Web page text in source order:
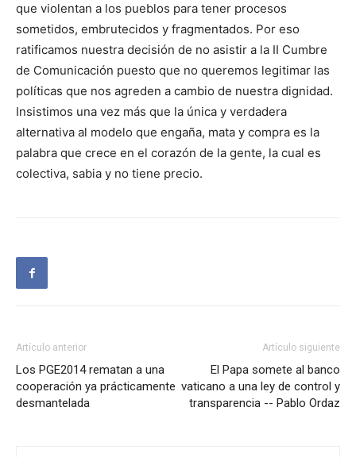
que violentan a los pueblos para tener procesos
sometidos, embrutecidos y fragmentados. Por eso
ratificamos nuestra decisión de no asistir a la II Cumbre
de Comunicación puesto que no queremos legitimar las
políticas que nos agreden a cambio de nuestra dignidad.
Insistimos una vez más que la única y verdadera
alternativa al modelo que engaña, mata y compra es la
palabra que crece en el corazón de la gente, la cual es
colectiva, sabia y no tiene precio.
Artículo anterior
Los PGE2014 rematan a una
cooperación ya prácticamente
desmantelada
Artículo siguiente
El Papa somete al banco
vaticano a una ley de control y
transparencia -- Pablo Ordaz